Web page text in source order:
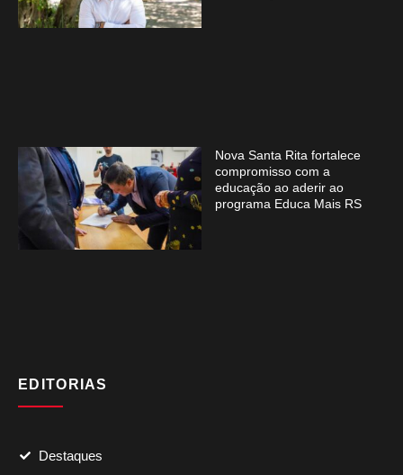
Nova Santa Rita fortalece
compromisso com a
educação ao aderir ao
programa Educa Mais RS
EDITORIAS
Destaques